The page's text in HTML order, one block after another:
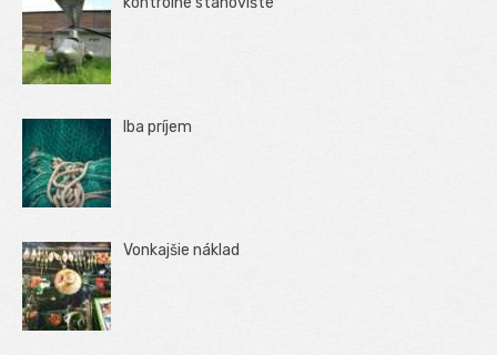
Iba príjem
Vonkajšie náklad